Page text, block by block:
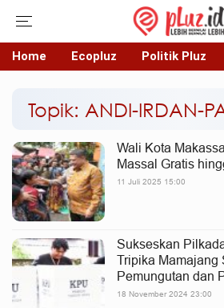
Home Ecopluz Politik Pluz
Topik: ANDI-IRDAN-
Wali Kota
Massal Gratis
11 Juli 2025 15:00
Sukseskan
Tripika Mamajang
Pemungutan dan
18 November 2024 23:00